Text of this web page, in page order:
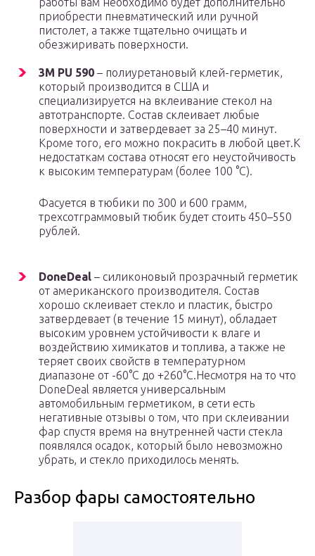
приобрести пневматический или ручной
пистолет, а также тщательно очищать и
обезжиривать поверхности.
3M PU 590 – полиуретановый клей-герметик,
который производится в США и
специализируется на вклеивание стекол на
автотранспорте. Состав склеивает любые
поверхности и затвердевает за 25–40 минут.
Кроме того, его можно покрасить в любой цвет.К
недостаткам состава относят его неустойчивость
к высоким температурам (более 100 °C).
Фасуется в тюбики по 300 и 600 грамм,
трехсотграммовый тюбик будет стоить 450–550
рублей.
DoneDeal – силиконовый прозрачный герметик
от американского производителя. Состав
хорошо склеивает стекло и пластик, быстро
затвердевает (в течение 15 минут), обладает
высоким уровнем устойчивости к влаге и
воздействию химикатов и топлива, а также не
теряет своих свойств в температурном
диапазоне от -60°C до +260°C.Несмотря на то что
DoneDeal является универсальным
автомобильным герметиком, в сети есть
негативные отзывы о том, что при склеивании
фар спустя время на внутренней части стекла
появлялся осадок, который было невозможно
убрать, и стекло приходилось менять.
Разбор фары самостоятельно